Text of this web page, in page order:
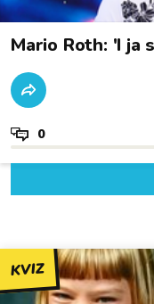
Mario Roth: 'I ja
0
KVIZ